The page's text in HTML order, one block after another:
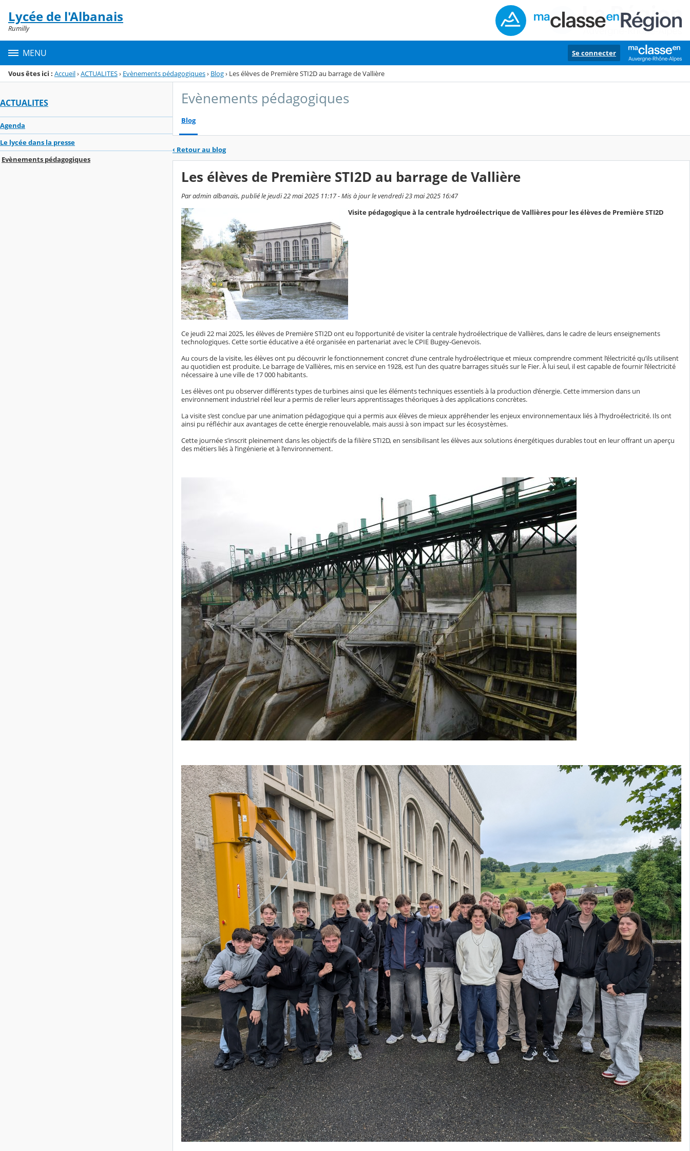
Menu de la rubrique
Contenu
Lycée de l'Albanais
Rumilly
MENU Se connecter
Vous êtes ici : Accueil›ACTUALITES› Evènements pédagogiques› Blog› Les élèves de Première STI2D au barrage de Vallière
ACTUALITES
Agenda
Le lycée dans la presse
Evènements pédagogiques
Evènements pédagogiques
Blog
‹ Retour au blog
Les élèves de Première STI2D au barrage de Vallière
Par admin albanais, publié le jeudi 22 mai 2025 11:17 - Mis à jour le vendredi 23 mai 2025 16:47
Visite pédagogique à la centrale hydroélectrique de Vallières pour les élèves de Première STI2D
Ce jeudi 22 mai 2025, les élèves de Première STI2D ont eu l’opportunité de visiter la centrale hydroélectrique de Vallières, dans le cadre de leurs enseignements
technologiques. Cette sortie éducative a été organisée en partenariat avec le CPIE Bugey-Genevois.
Au cours de la visite, les élèves ont pu découvrir le fonctionnement concret d’une centrale hydroélectrique et mieux comprendre comment l’électricité qu’ils utilisent
au quotidien est produite. Le barrage de Vallières, mis en service en 1928, est l’un des quatre barrages situés sur le Fier. À lui seul, il est capable de fournir l’électricité
nécessaire à une ville de 17 000 habitants.
Les élèves ont pu observer différents types de turbines ainsi que les éléments techniques essentiels à la production d’énergie. Cette immersion dans un
environnement industriel réel leur a permis de relier leurs apprentissages théoriques à des applications concrètes.
La visite s’est conclue par une animation pédagogique qui a permis aux élèves de mieux appréhender les enjeux environnementaux liés à l’hydroélectricité. Ils ont
ainsi pu réfléchir aux avantages de cette énergie renouvelable, mais aussi à son impact sur les écosystèmes.
Cette journée s’inscrit pleinement dans les objectifs de la filière STI2D, en sensibilisant les élèves aux solutions énergétiques durables tout en leur offrant un aperçu
des métiers liés à l’ingénierie et à l’environnement.